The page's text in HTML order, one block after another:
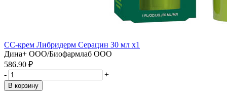
CC-крем Либридерм Серацин 30 мл x1
Дина+ ООО/Биофармлаб ООО
586.90 ₽
-
+
В корзину